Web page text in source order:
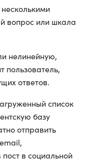
вопрос или шкала
нелинейную,
пользователь,
ответов.
список
базу
отправить
в социальной